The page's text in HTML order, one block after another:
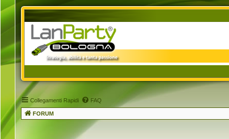
Collegamenti Rapidi FAQ
FORUM